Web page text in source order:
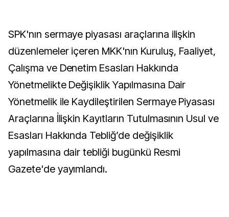
SPK'nın sermaye piyasası araçlarına ilişkin
düzenlemeler içeren MKK'nın Kuruluş, Faaliyet,
Çalışma ve Denetim Esasları Hakkında
Yönetmelikte Değişiklik Yapılmasına Dair
Yönetmelik ile Kaydileştirilen Sermaye Piyasası
Araçlarına İlişkin Kayıtların Tutulmasının Usul ve
Esasları Hakkında Tebliğ’de değişiklik
yapılmasına dair tebliği bugünkü Resmi
Gazete'de yayımlandı.